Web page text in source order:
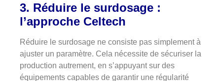
3. Réduire le surdosage :
l’approche Celtech
Réduire le surdosage ne consiste pas simplement à
ajuster un paramètre. Cela nécessite de sécuriser la
production autrement, en s’appuyant sur des
équipements capables de garantir une régularité